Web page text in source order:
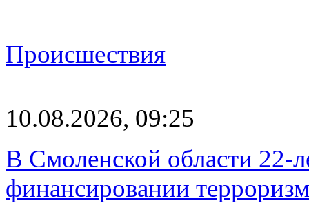
Происшествия
10.08.2026, 09:25
В Смоленской области 22-
финансировании